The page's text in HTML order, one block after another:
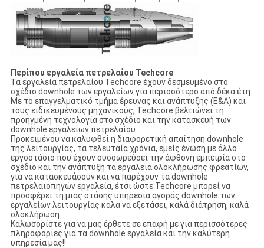
Περίπου εργαλεία πετρελαίου Techcore
Τα εργαλεία πετρελαίου Techcore έχουν δεσμευμένο στο
σχέδιο downhole των εργαλείων για περισσότερο από δέκα έτη.
Με το επαγγελματικό τμήμα έρευνας και ανάπτυξης (Ε&Α) και
τους ειδικευμένους μηχανικούς, Techcore βελτιώνει τη
προηγμένη τεχνολογία στο σχέδιο και την κατασκευή των
downhole εργαλείων πετρελαίου.
Προκειμένου να καλυφθεί η διαφορετική απαίτηση downhole
της λειτουργίας, τα τελευταία χρόνια, εμείς ένωση με άλλο
εργοστάσιο που έχουν συσσωρεύσει την άφθονη εμπειρία στο
σχέδιο και την ανάπτυξη τα εργαλεία ολοκλήρωσης φρεατίων,
για να κατασκευάσουν και να παρέχουν τα downhole
πετρελαιοπηγών εργαλεία, έτσι ώστε Techcore μπορεί να
προσφέρει τη μιας στάσης υπηρεσία αγοράς downhole των
εργαλείων λειτουργίας καλά να εξετάσει, καλά διάτρηση, καλά
ολοκλήρωση.
Καλωσορίστε για να μας έρθετε σε επαφή με για περισσότερες
πληροφορίες για τα downhole εργαλεία και την καλύτερη
υπηρεσία μας!!